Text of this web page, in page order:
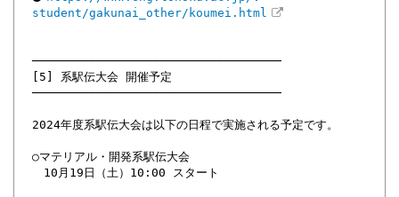
student/gakunai_other/koumei.html
───────────────────────────────────
[5] 系駅伝大会 開催予定
───────────────────────────────────
2024年度系駅伝大会は以下の日程で実施される予定です。
○マテリアル・開発系駅伝大会
10月19日（土）10:00 スタート